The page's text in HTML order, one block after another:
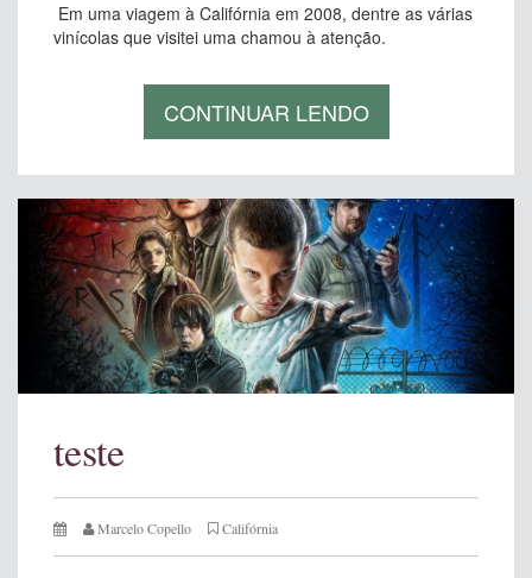
Em uma viagem à Califórnia em 2008, dentre as várias
vinícolas que visitei uma chamou à atenção.
CONTINUAR LENDO
teste
Marcelo Copello Califórnia